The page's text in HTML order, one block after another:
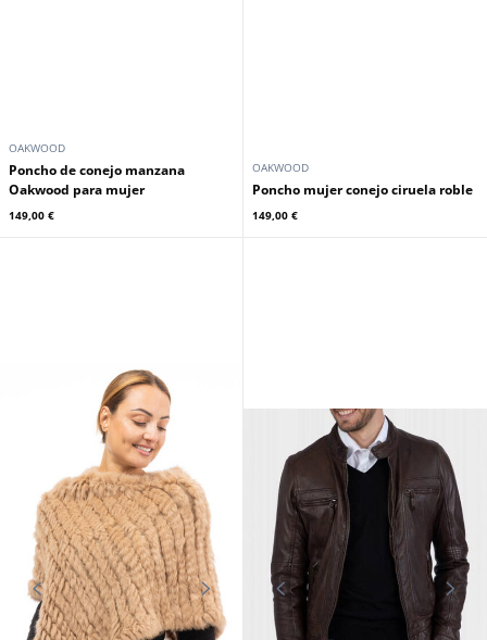
OAKWOOD
Poncho de conejo manzana
Oakwood para mujer
149,00 €
OAKWOOD
Poncho mujer conejo ciruela roble
149,00 €